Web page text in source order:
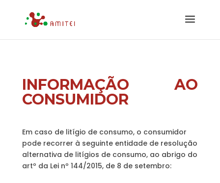
INFORMAÇÃO AO
CONSUMIDOR
Em caso de litígio de consumo, o consumidor
pode recorrer à seguinte entidade de resolução
alternativa de litígios de consumo, ao abrigo do
artº da Lei nº 144/2015, de 8 de setembro: